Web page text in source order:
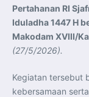
Pertahanan RI
Iduladha 1447 H
Makodam XVIII/
(27/5/2026).
Kegiatan tersebut
kebersamaan